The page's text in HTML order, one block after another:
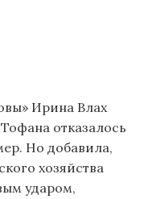
Ирина Влах
отказалось
Но добавила,
хозяйства
ударом,